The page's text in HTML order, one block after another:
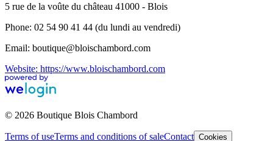
5 rue de la voûte du château 41000 - Blois
Phone: 02 54 90 41 44 (du lundi au vendredi)
Email: boutique@bloischambord.com
Website: https://www.bloischambord.com
© 2026 Boutique Blois Chambord
Terms of useTerms and conditions of saleContact Cookies